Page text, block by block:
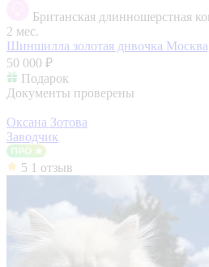
Британская длинношерстная
2 мес.
Шиншилла золотая днвочка
50 000 ₽
Подарок
Документы проверены
Оксана Зотова
Заводчик
5 1 отзыв